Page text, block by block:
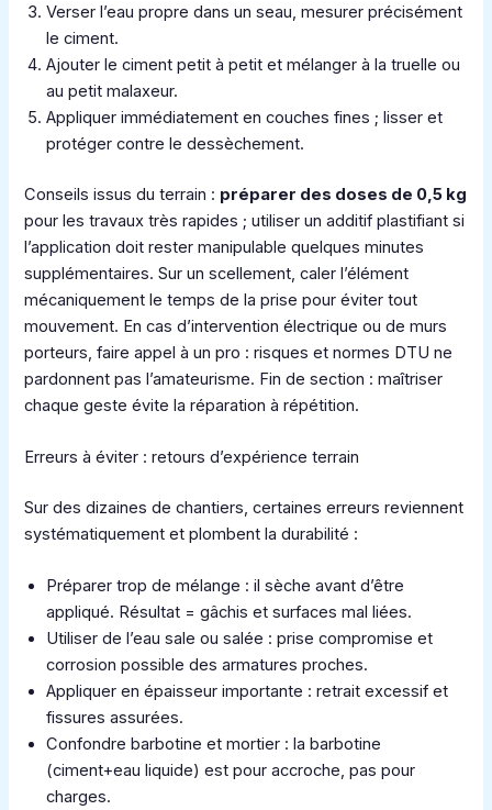
Verser l’eau propre dans un seau, mesurer précisément
le ciment.
Ajouter le ciment petit à petit et mélanger à la truelle ou
au petit malaxeur.
Appliquer immédiatement en couches fines ; lisser et
protéger contre le dessèchement.
Conseils issus du terrain : préparer des doses de 0,5 kg
pour les travaux très rapides ; utiliser un additif plastifiant si
l’application doit rester manipulable quelques minutes
supplémentaires. Sur un scellement, caler l’élément
mécaniquement le temps de la prise pour éviter tout
mouvement. En cas d’intervention électrique ou de murs
porteurs, faire appel à un pro : risques et normes DTU ne
pardonnent pas l’amateurisme. Fin de section : maîtriser
chaque geste évite la réparation à répétition.
Erreurs à éviter : retours d’expérience terrain
Sur des dizaines de chantiers, certaines erreurs reviennent
systématiquement et plombent la durabilité :
Préparer trop de mélange : il sèche avant d’être
appliqué. Résultat = gâchis et surfaces mal liées.
Utiliser de l’eau sale ou salée : prise compromise et
corrosion possible des armatures proches.
Appliquer en épaisseur importante : retrait excessif et
fissures assurées.
Confondre barbotine et mortier : la barbotine
(ciment+eau liquide) est pour accroche, pas pour
charges.